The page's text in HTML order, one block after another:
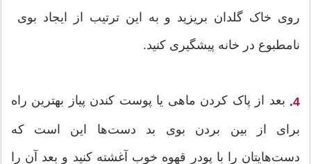
روی خاک گلدان بریزید و به این ترتیب از ایجاد بوی
نامطبوع در خانه پیشگیری کنید.
4. بعد از پاک کردن ماهی یا پوست کندن پیاز بهترین راه
برای از بین بردن بوی بد دست‌ها این است که
دست‌هایتان را با پودر قهوه خوب آغشته کنید و بعد آن را